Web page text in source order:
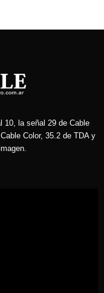
10, la señal 29 de Cable
Color, 35.2 de TDA y